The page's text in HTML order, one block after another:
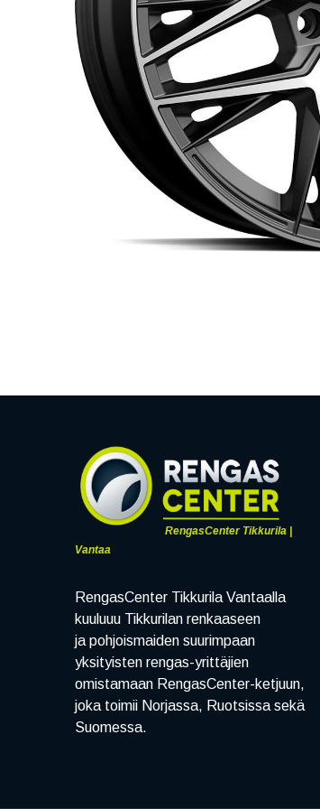
RengasCenter Tikkurila |
Vantaa
RengasCenter Tikkurila Vantaalla
kuuluuu Tikkurilan renkaaseen
ja pohjoismaiden suurimpaan
yksityisten rengas-yrittäjien
omistamaan RengasCenter-ketjuun,
joka toimii Norjassa, Ruotsissa sekä
Suomessa.